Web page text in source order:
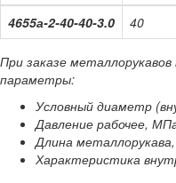
4655а-2-40-40-3.0
40
При заказе
параметры:
Условный диаметр
Давление рабочее,
Длина
Характеристика